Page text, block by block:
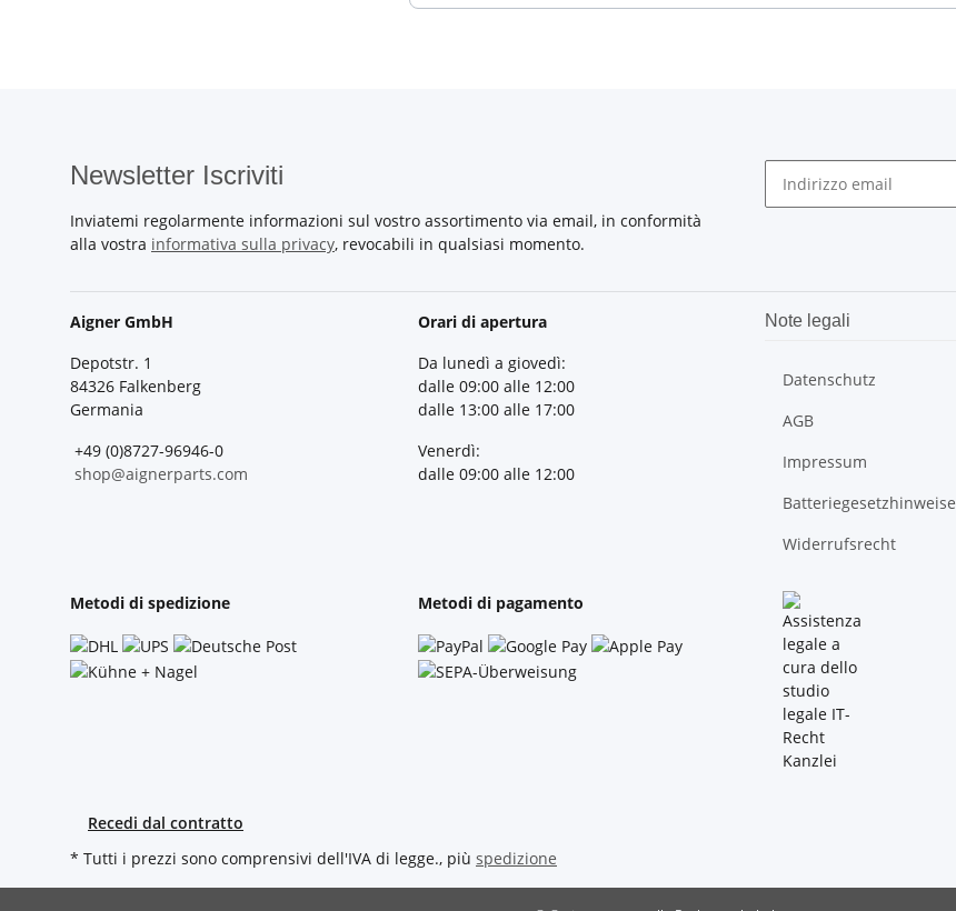
Newsletter Iscriviti
Inviatemi regolarmente informazioni sul vostro assortimento via email, in conformità
alla vostra informativa sulla privacy, revocabili in qualsiasi momento.
Aigner GmbH
Depotstr. 1
84326 Falkenberg
Germania
+49 (0)8727-96946-0
shop@aignerparts.com
Orari di apertura
Da lunedì a giovedì:
dalle 09:00 alle 12:00
dalle 13:00 alle 17:00
Venerdì:
dalle 09:00 alle 12:00
Note legali
Datenschutz
AGB
Impressum
Batteriegesetzhinweise
Widerrufsrecht
Metodi di spedizione Metodi di pagamento
Recedi dal contratto
* Tutti i prezzi sono comprensivi dell'IVA di legge., più spedizione